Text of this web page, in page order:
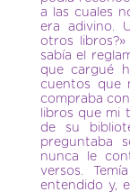
a las cuales
era adivino.
otros
sabía el
que cargué
cuentos que
compraba
libros que mi
de su
preguntaba
nunca le
versos.
entendido y,